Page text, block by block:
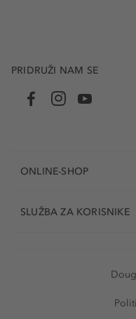
PRIDRUŽI NAM SE
ONLINE-SHOP
SLUŽBA ZA KORISNIKE